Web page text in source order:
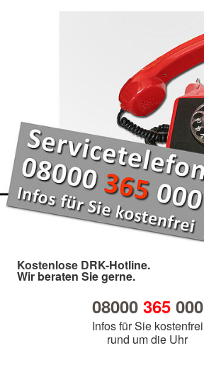
Kostenlose DRK-Hotline.
Wir beraten Sie gerne.
08000 365000
Infos für Sie kostenfrei
rund um die Uhr